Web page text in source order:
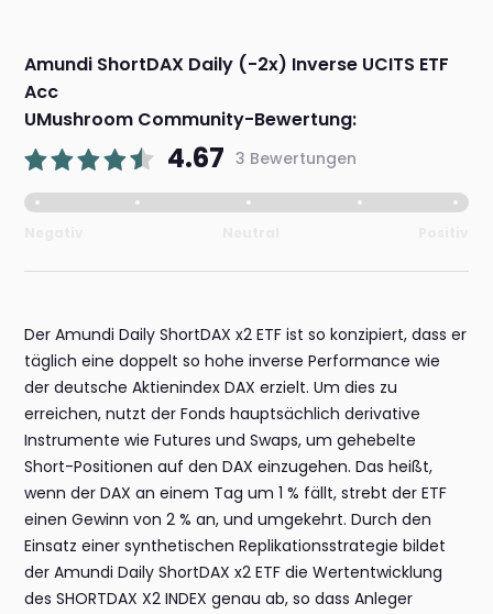
Amundi ShortDAX Daily (-2x) Inverse UCITS ETF
Acc
UMushroom Community-Bewertung:
4.67 3 Bewertungen
Der Amundi Daily ShortDAX x2 ETF ist so konzipiert, dass er
täglich eine doppelt so hohe inverse Performance wie
der deutsche Aktienindex DAX erzielt. Um dies zu
erreichen, nutzt der Fonds hauptsächlich derivative
Instrumente wie Futures und Swaps, um gehebelte
Short-Positionen auf den DAX einzugehen. Das heißt,
wenn der DAX an einem Tag um 1 % fällt, strebt der ETF
einen Gewinn von 2 % an, und umgekehrt. Durch den
Einsatz einer synthetischen Replikationsstrategie bildet
der Amundi Daily ShortDAX x2 ETF die Wertentwicklung
des SHORTDAX X2 INDEX genau ab, so dass Anleger